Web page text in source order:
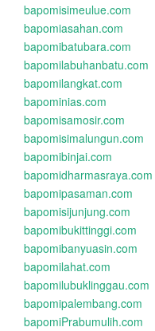
bapomisimeulue.com
bapomiasahan.com
bapomibatubara.com
bapomilabuhanbatu.com
bapomilangkat.com
bapominias.com
bapomisamosir.com
bapomisimalungun.com
bapomibinjai.com
bapomidharmasraya.com
bapomipasaman.com
bapomisijunjung.com
bapomibukittinggi.com
bapomibanyuasin.com
bapomilahat.com
bapomilubuklinggau.com
bapomipalembang.com
bapomiPrabumulih.com